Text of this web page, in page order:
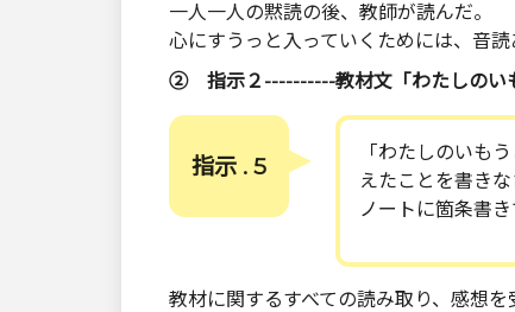
一人一人の黙読の後、教師が読んだ。
心にすうっと入っていくためには、音
② 指示２----------教材文「わたしのい
指示 . 5
「わたしのいも
えたことを書きな
ノートに箇条書き
教材に関するすべての読み取り、感想